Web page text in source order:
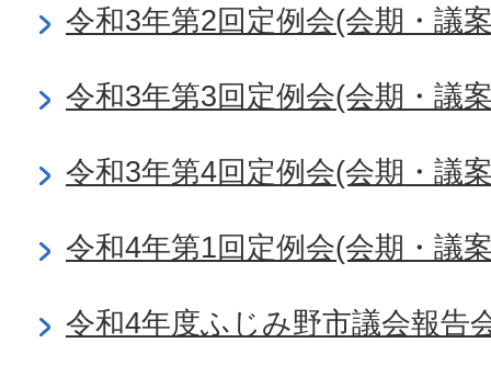
令和3年第2回定例会(会期・議
令和3年第3回定例会(会期・議
令和3年第4回定例会(会期・議
令和4年第1回定例会(会期・議
令和4年度ふじみ野市議会報告